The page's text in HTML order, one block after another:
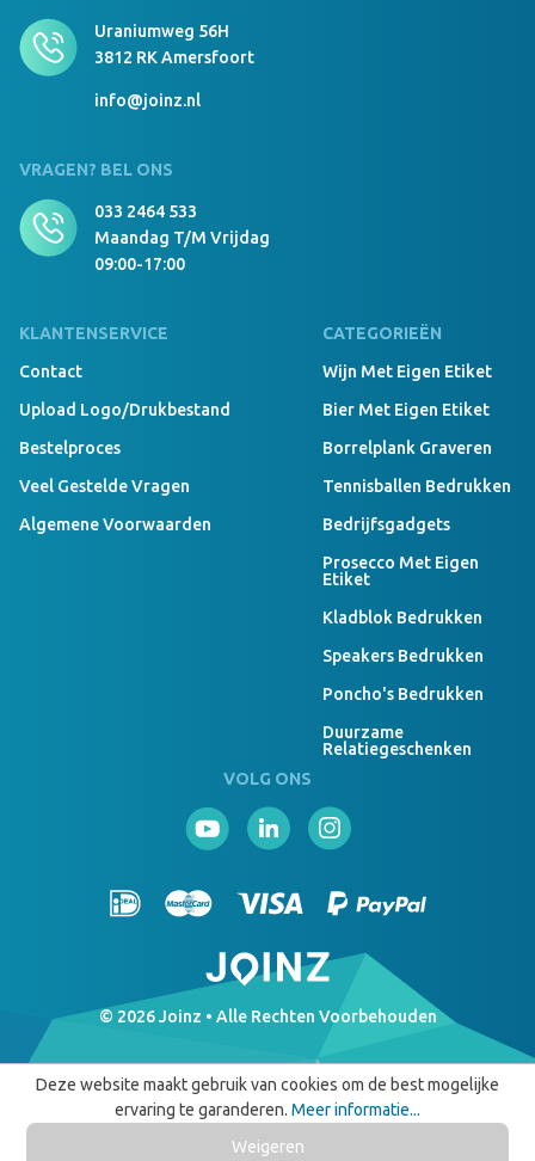
Uraniumweg 56H
3812 RK Amersfoort
info@joinz.nl
VRAGEN? BEL ONS
033 2464 533
Maandag T/m Vrijdag
09:00-17:00
KLANTENSERVICE
Contact
Upload Logo/drukbestand
Bestelproces
Veel Gestelde Vragen
Algemene Voorwaarden
CATEGORIEËN
Wijn Met Eigen Etiket
Bier Met Eigen Etiket
Borrelplank Graveren
Tennisballen Bedrukken
Bedrijfsgadgets
Prosecco Met Eigen
Etiket
Kladblok Bedrukken
Speakers Bedrukken
Poncho's Bedrukken
Duurzame
Relatiegeschenken
VOLG ONS
© 2026 Joinz • Alle Rechten Voorbehouden
Deze website maakt gebruik van cookies om de best mogelijke
ervaring te garanderen. Meer informatie...
Weigeren